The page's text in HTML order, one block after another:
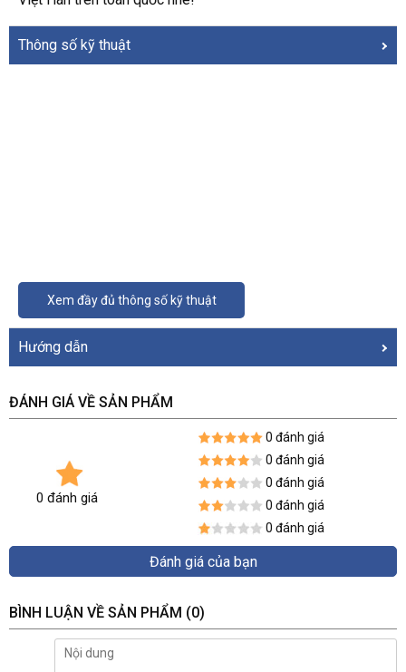
Thông số kỹ thuật
Xem đầy đủ thông số kỹ thuật
Hướng dẫn
ĐÁNH GIÁ VỀ SẢN PHẨM
0 đánh giá
0 đánh giá
0 đánh giá
0 đánh giá
0 đánh giá
0 đánh giá
Đánh giá của bạn
BÌNH LUẬN VỀ SẢN PHẨM (0)